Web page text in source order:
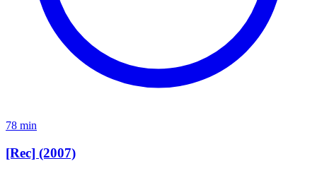
78 min
[Rec] (2007)